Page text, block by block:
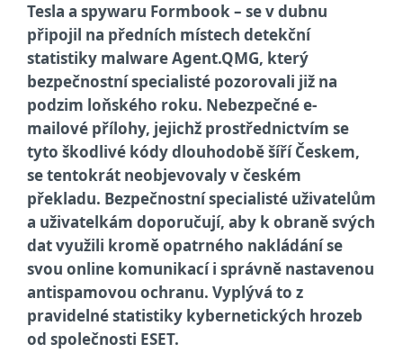
Tesla a spywaru Formbook – se v dubnu
připojil na předních místech detekční
statistiky malware Agent.QMG, který
bezpečnostní specialisté pozorovali již na
podzim loňského roku. Nebezpečné e-
mailové přílohy, jejichž prostřednictvím se
tyto škodlivé kódy dlouhodobě šíří Českem,
se tentokrát neobjevovaly v českém
překladu. Bezpečnostní specialisté uživatelům
a uživatelkám doporučují, aby k obraně svých
dat využili kromě opatrného nakládání se
svou online komunikací i správně nastavenou
antispamovou ochranu. Vyplývá to z
pravidelné statistiky kybernetických hrozeb
od společnosti ESET.